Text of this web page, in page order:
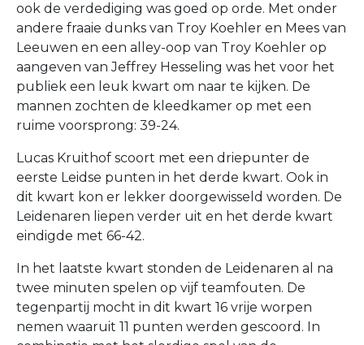
ook de verdediging was goed op orde. Met onder
andere fraaie dunks van Troy Koehler en Mees van
Leeuwen en een alley-oop van Troy Koehler op
aangeven van Jeffrey Hesseling was het voor het
publiek een leuk kwart om naar te kijken. De
mannen zochten de kleedkamer op met een
ruime voorsprong: 39-24.
Lucas Kruithof scoort met een driepunter de
eerste Leidse punten in het derde kwart. Ook in
dit kwart kon er lekker doorgewisseld worden. De
Leidenaren liepen verder uit en het derde kwart
eindigde met 66-42.
In het laatste kwart stonden de Leidenaren al na
twee minuten spelen op vijf teamfouten. De
tegenpartij mocht in dit kwart 16 vrije worpen
nemen waaruit 11 punten werden gescoord. In